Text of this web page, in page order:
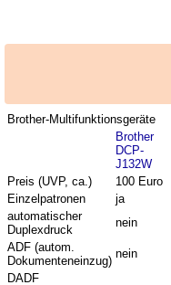
Brother-Multifunktionsgeräte
Brother
DCP-
J132W
Preis (UVP, ca.)
100 Euro
Einzelpatronen
ja
automatischer
Duplexdruck
nein
ADF (autom.
Dokumenteneinzug)
nein
DADF